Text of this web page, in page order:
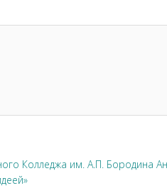
Колледжа им. А.П. Бородина